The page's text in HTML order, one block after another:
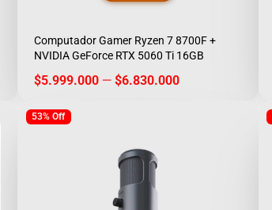
Computador Gamer Ryzen 7 8700F +
NVIDIA GeForce RTX 5060 Ti 16GB
Price
$5.999.000 — $6.830.000
53% Off